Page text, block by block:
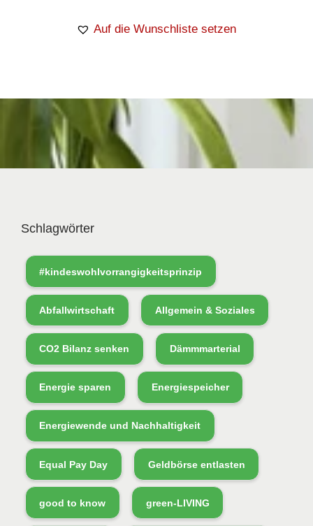
Auf die Wunschliste setzen
Schlagwörter
#kindeswohlvorrangigkeitsprinzip
Abfallwirtschaft Allgemein & Soziales
CO2 Bilanz senken Dämmmarterial
Energie sparen Energiespeicher
Energiewende und Nachhaltigkeit
Equal Pay Day Geldbörse entlasten
good to know green-LIVING